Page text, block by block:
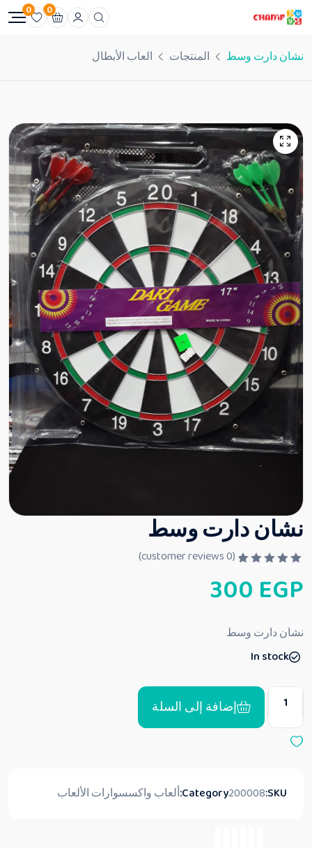
0
0
نشان دارت وسط المنتجات العاب الأبطال
نشان دارت وسط
م
ا
ي
م
ن
(
0
300 EGP
نشان دارت وسط
In stock
إضافة إلى السلة
SKU:
200008
Category:ألعاب واكسسوارات الألعاب